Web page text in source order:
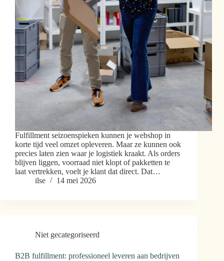
Fulfillment seizoenspieken kunnen je webshop in
korte tijd veel omzet opleveren. Maar ze kunnen ook
precies laten zien waar je logistiek kraakt. Als orders
blijven liggen, voorraad niet klopt of pakketten te
laat vertrekken, voelt je klant dat direct. Dat…
ilse
14 mei 2026
Niet gecategoriseerd
B2B fulfillment: professioneel leveren aan bedrijven